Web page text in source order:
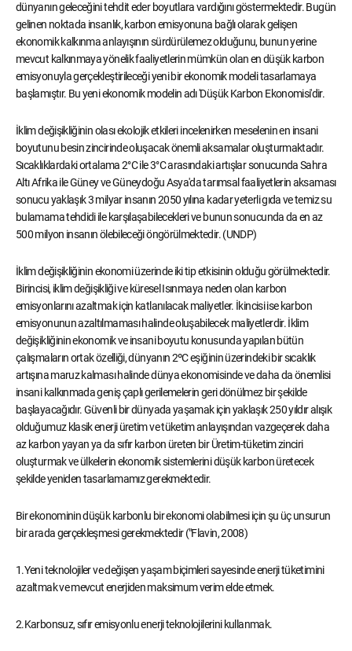
dünyanın geleceğini tehdit eder boyutlara vardığını göstermektedir. Bugün
gelinen noktada insanlık, karbon emisyonuna bağlı olarak gelişen
ekonomik kalkınma anlayışının sürdürülemez olduğunu, bunun yerine
mevcut kalkınmaya yönelik faaliyetlerin mümkün olan en düşük karbon
emisyonuyla gerçekleştirileceği yeni bir ekonomik modeli tasarlamaya
başlamıştır. Bu yeni ekonomik modelin adı 'Düşük Karbon Ekonomisi'dir.
İklim değişikliğinin olası ekolojik etkileri incelenirken meselenin en insani
boyutunu besin zincirinde oluşacak önemli aksamalar oluşturmaktadır.
Sıcaklıklardaki ortalama 2°C ile 3°C arasındaki artışlar sonucunda Sahra
Altı Afrika ile Güney ve Güneydoğu Asya'da tarımsal faaliyetlerin aksaması
sonucu yaklaşık 3 milyar insanın 2050 yılına kadar yeterli gıda ve temiz su
bulamama tehdidi ile karşılaşabilecekleri ve bunun sonucunda da en az
500 milyon insanın ölebileceği öngörülmektedir. (UNDP)
İklim değişikliğinin ekonomi üzerinde iki tip etkisinin olduğu görülmektedir.
Birincisi, iklim değişikliği ve küresel Isınmaya neden olan karbon
emisyonlarını azaltmak için katlanılacak maliyetler. İkincisi ise karbon
emisyonunun azaltılmaması halinde oluşabilecek maliyetlerdir. İklim
değişikliğinin ekonomik ve insani boyutu konusunda yapılan bütün
çalışmaların ortak özelliği, dünyanın 2ºC eşiğinin üzerindeki bir sıcaklık
artışına maruz kalması halinde dünya ekonomisinde ve daha da önemlisi
insani kalkınmada geniş çaplı gerilemelerin geri dönülmez bir şekilde
başlayacağıdır. Güvenli bir dünyada yaşamak için yaklaşık 250 yıldır alışık
olduğumuz klasik enerji üretim ve tüketim anlayışından vazgeçerek daha
az karbon yayan ya da sıfır karbon üreten bir Üretim-tüketim zinciri
oluşturmak ve ülkelerin ekonomik sistemlerini düşük karbon üretecek
şekilde yeniden tasarlamamız gerekmektedir.
Bir ekonominin düşük karbonlu bir ekonomi olabilmesi için şu üç unsurun
bir arada gerçekleşmesi gerekmektedir ("Flavin, 2008)
1.Yeni teknolojiler ve değişen yaşam biçimleri sayesinde enerji tüketimini
azaltmak ve mevcut enerjiden maksimum verim elde etmek.
2.Karbonsuz, sıfır emisyonlu enerji teknolojilerini kullanmak.